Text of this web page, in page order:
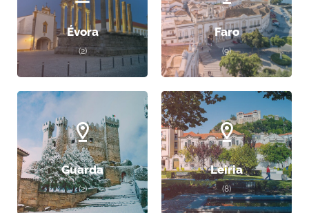
Évora
(2)
Faro
(9)
Guarda
(2)
Leiria
(8)